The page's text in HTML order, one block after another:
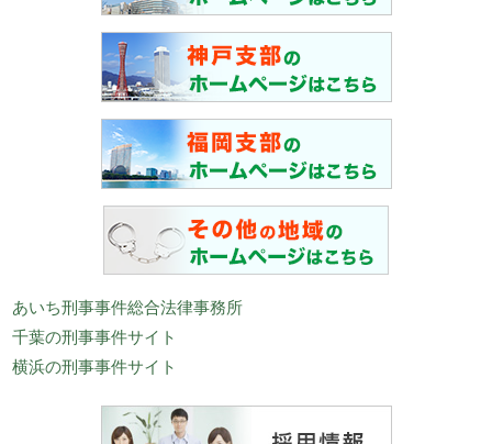
あいち刑事事件総合法律事務所
千葉の刑事事件サイト
横浜の刑事事件サイト